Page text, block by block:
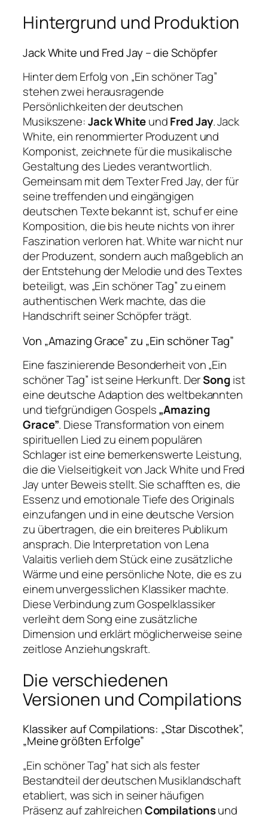
Hintergrund und Produktion
Jack White und Fred Jay – die Schöpfer
Hinter dem Erfolg von „Ein schöner Tag”
stehen zwei herausragende
Persönlichkeiten der deutschen
Musikszene:Jack WhiteundFred Jay. Jack
White, ein renommierter Produzent und
Komponist, zeichnete für die musikalische
Gestaltung des Liedes verantwortlich.
Gemeinsam mit dem Texter Fred Jay, der für
seine treffenden und eingängigen
deutschen Texte bekannt ist, schuf er eine
Komposition, die bis heute nichts von ihrer
Faszination verloren hat. White war nicht nur
der Produzent, sondern auch maßgeblich an
der Entstehung der Melodie und des Textes
beteiligt, was „Ein schöner Tag” zu einem
authentischen Werk machte, das die
Handschrift seiner Schöpfer trägt.
Von „Amazing Grace” zu „Ein schöner Tag”
Eine faszinierende Besonderheit von „Ein
schöner Tag” ist seine Herkunft. DerSong ist
eine deutsche Adaption des weltbekannten
und tiefgründigen Gospels„Amazing
Grace”. Diese Transformation von einem
spirituellen Lied zu einem populären
Schlager ist eine bemerkenswerte Leistung,
die die Vielseitigkeit von Jack White und Fred
Jay unter Beweis stellt. Sie schafften es, die
Essenz und emotionale Tiefe des Originals
einzufangen und in eine deutsche Version
zu übertragen, die ein breiteres Publikum
ansprach. Die Interpretation von Lena
Valaitis verlieh dem Stück eine zusätzliche
Wärme und eine persönliche Note, die es zu
einem unvergesslichen Klassiker machte.
Diese Verbindung zum Gospelklassiker
verleiht dem Song eine zusätzliche
Dimension und erklärt möglicherweise seine
zeitlose Anziehungskraft.
Die verschiedenen
Versionen und Compilations
Klassiker auf Compilations: „Star Discothek”,
„Meine größten Erfolge”
„Ein schöner Tag” hat sich als fester
Bestandteil der deutschen Musiklandschaft
etabliert, was sich in seiner häufigen
Präsenz auf zahlreichenCompilationsund